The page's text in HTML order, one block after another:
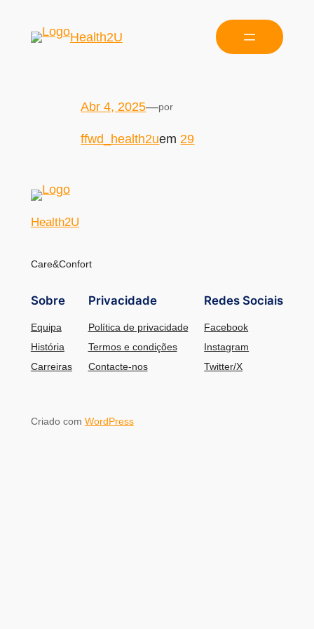
Health2U
Abr 4, 2025—por
ffwd_health2uem 29
Health2U
Care&Confort
Sobre
Equipa
História
Carreiras
Privacidade
Política de privacidade
Termos e condições
Contacte-nos
Redes Sociais
Facebook
Instagram
Twitter/X
Criado com WordPress